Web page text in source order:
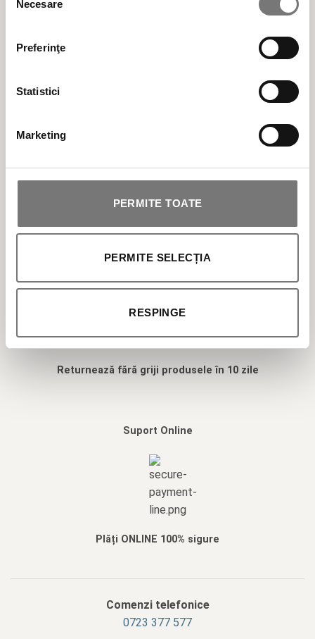
consimțământului
Necesare
Preferinţe
Statistici
Marketing
PERMITE TOATE
PERMITE SELECȚIA
RESPINGE
Returnează fără griji produsele în 10 zile
Suport Online
Plăți ONLINE 100% sigure
Comenzi telefonice
0723 377 577